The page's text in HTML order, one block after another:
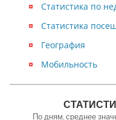
Статистика
География
Мобильность
Статистика по
По дням, среднее